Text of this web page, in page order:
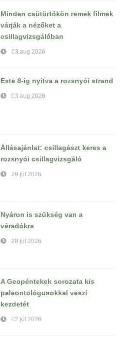
Minden csütörtökön remek filmek
várják a nézőket a
csillagvizsgálóban
03 aug 2026
Este 8-ig nyitva a rozsnyói strand
03 aug 2026
Állásajánlat: csillagászt keres a
rozsnyói csillagvizsgáló
29 júl 2026
Nyáron is szükség van a
véradókra
28 júl 2026
A Geopéntekek sorozata kis
paleontológusokkal veszi
kezdetét
02 júl 2026